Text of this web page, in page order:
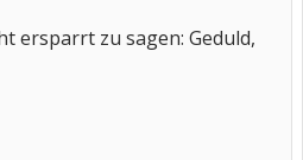
ersparrt zu sagen: Geduld,